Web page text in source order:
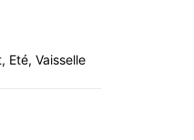
, Eté, Vaisselle